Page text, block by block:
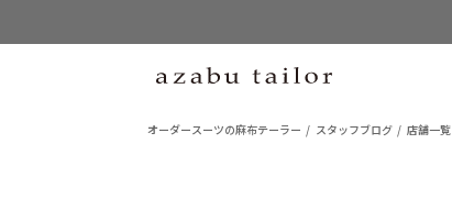
オーダースーツの麻布テーラー スタッフブログ 店舗一覧